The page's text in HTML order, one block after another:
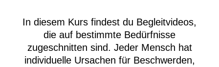
In diesem Kurs findest du Begleitvideos,
die auf bestimmte Bedürfnisse
zugeschnitten sind. Jeder Mensch hat
individuelle Ursachen für Beschwerden,